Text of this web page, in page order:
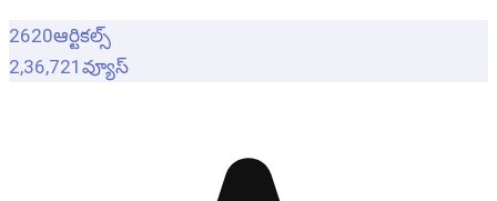
2620ఆర్టికల్స్
2,36,721 వ్యూస్